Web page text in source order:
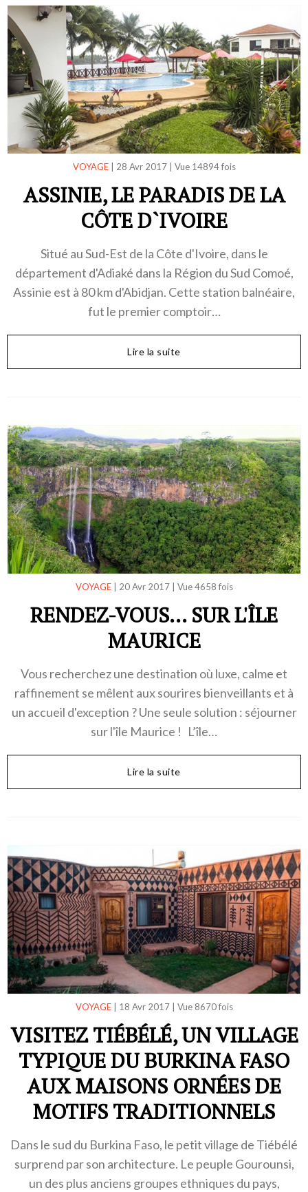
VOYAGE| 28 Avr 2017| Vue 14894 fois
ASSINIE, LE PARADIS DE LA
CÔTE D`IVOIRE
Situé au Sud-Est de la Côte d'Ivoire, dans le
département d'Adiaké dans la Région du Sud Comoé,
Assinie est à 80 km d'Abidjan. Cette station balnéaire,
fut le premier comptoir…
Lire la suite
VOYAGE| 20 Avr 2017| Vue 4658 fois
RENDEZ-VOUS... SUR L'ÎLE
MAURICE
Vous recherchez une destination où luxe, calme et
raffinement se mêlent aux sourires bienveillants et à
un accueil d'exception ? Une seule solution : séjourner
sur l'île Maurice ! L’île…
Lire la suite
VOYAGE| 18 Avr 2017| Vue 8670 fois
VISITEZ TIÉBÉLÉ, UN VILLAGE
TYPIQUE DU BURKINA FASO
AUX MAISONS ORNÉES DE
MOTIFS TRADITIONNELS
Dans le sud du Burkina Faso, le petit village de Tiébélé
surprend par son architecture. Le peuple Gourounsi,
un des plus anciens groupes ethniques du pays,